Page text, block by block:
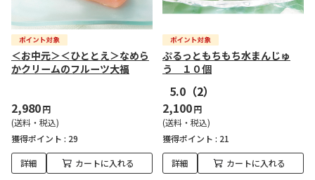
＜お中元＞＜ひととえ＞なめら
かクリームのフルーツ大福
2,980円
(送料・税込)
獲得ポイント : 29
詳細 カートに入れる
ぷるっともちもち水まんじゅ
う １０個
5.0 （2）
2,100円
(送料・税込)
獲得ポイント : 21
詳細 カートに入れる